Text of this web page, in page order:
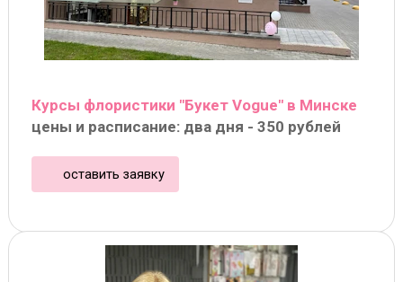
Курсы флористики "Букет Vogue" в Минске
цены и расписание: два дня - 350 рублей
оставить заявку